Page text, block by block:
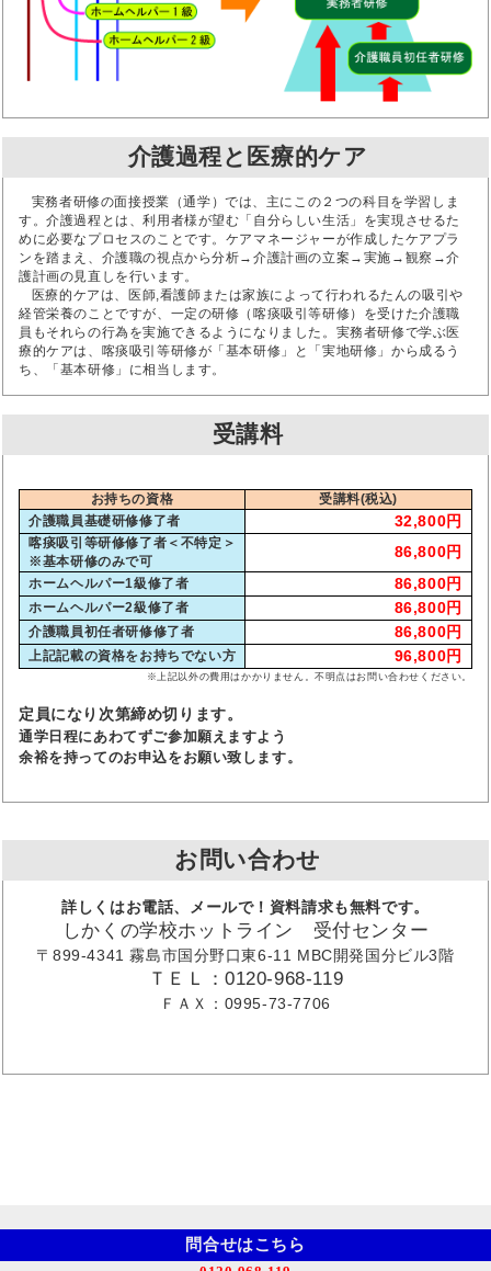
介護過程と医療的ケア
実務者研修の面接授業（通学）では、主にこの２つの科目を学習しま
す。介護過程とは、利用者様が望む「自分らしい生活」を実現させるた
めに必要なプロセスのことです。ケアマネージャーが作成したケアプラ
ンを踏まえ、介護職の視点から分析→介護計画の立案→実施→観察→介
護計画の見直しを行います。
医療的ケアは、医師,看護師または家族によって行われるたんの吸引や
経管栄養のことですが、一定の研修（喀痰吸引等研修）を受けた介護職
員もそれらの行為を実施できるようになりました。実務者研修で学ぶ医
療的ケアは、喀痰吸引等研修が「基本研修」と「実地研修」から成るう
ち、「基本研修」に相当します。
受講料
お持ちの資格
受講料(税込)
介護職員基礎研修修了者
32,800円
喀痰吸引等研修修了者＜不特定＞
※基本研修のみで可
86,800円
ホームヘルパー1級修了者 86,800円
ホームヘルパー2級修了者 86,800円
介護職員初任者研修修了者 86,800円
上記記載の資格をお持ちでない方 96,800円
※上記以外の費用はかかりません。不明点はお問い合わせください。
定員になり次第締め切ります。
通学日程にあわてずご参加願えますよう
余裕を持ってのお申込をお願い致します。
お問い合わせ
詳しくはお電話、メールで！資料請求も無料です。
しかくの学校ホットライン 受付センター
〒899-4341 霧島市国分野口東6-11 MBC開発国分ビル3階
ＴＥＬ：0120-968-119
ＦＡＸ：0995-73-7706
問合せはこちら